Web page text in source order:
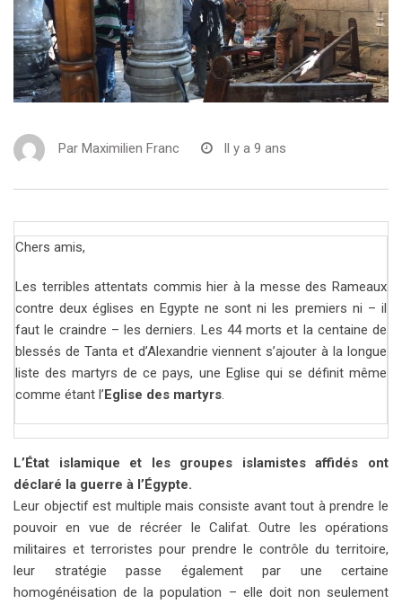
Par Maximilien Franc Il y a 9 ans
Chers amis,
Les terribles attentats commis hier à la messe des Rameaux
contre deux églises en Egypte ne sont ni les premiers ni – il
faut le craindre – les derniers. Les 44 morts et la centaine de
blessés de Tanta et d’Alexandrie viennent s’ajouter à la longue
liste des martyrs de ce pays, une Eglise qui se définit même
comme étant l’Eglise des martyrs.
L’État islamique et les groupes islamistes affidés ont
déclaré la guerre à l’Égypte.
Leur objectif est multiple mais consiste avant tout à prendre le
pouvoir en vue de récréer le Califat. Outre les opérations
militaires et terroristes pour prendre le contrôle du territoire,
leur stratégie passe également par une certaine
homogénéisation de la population – elle doit non seulement